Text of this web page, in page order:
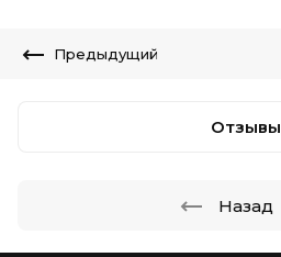
Предыдущий
Отзывы
Назад